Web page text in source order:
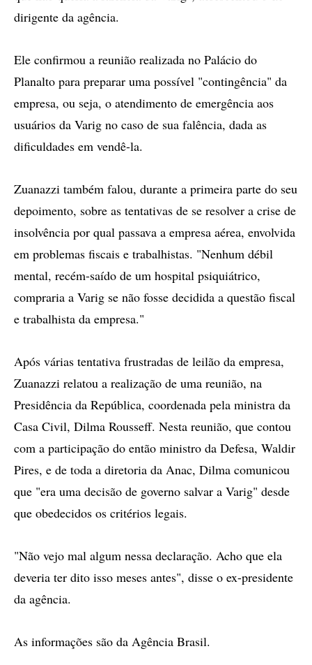
dirigente da agência.
Ele confirmou a reunião realizada no Palácio do
Planalto para preparar uma possível "contingência" da
empresa, ou seja, o atendimento de emergência aos
usuários da Varig no caso de sua falência, dada as
dificuldades em vendê-la.
Zuanazzi também falou, durante a primeira parte do seu
depoimento, sobre as tentativas de se resolver a crise de
insolvência por qual passava a empresa aérea, envolvida
em problemas fiscais e trabalhistas. "Nenhum débil
mental, recém-saído de um hospital psiquiátrico,
compraria a Varig se não fosse decidida a questão fiscal
e trabalhista da empresa."
Após várias tentativa frustradas de leilão da empresa,
Zuanazzi relatou a realização de uma reunião, na
Presidência da República, coordenada pela ministra da
Casa Civil, Dilma Rousseff. Nesta reunião, que contou
com a participação do então ministro da Defesa, Waldir
Pires, e de toda a diretoria da Anac, Dilma comunicou
que "era uma decisão de governo salvar a Varig" desde
que obedecidos os critérios legais.
"Não vejo mal algum nessa declaração. Acho que ela
deveria ter dito isso meses antes", disse o ex-presidente
da agência.
As informações são da Agência Brasil.